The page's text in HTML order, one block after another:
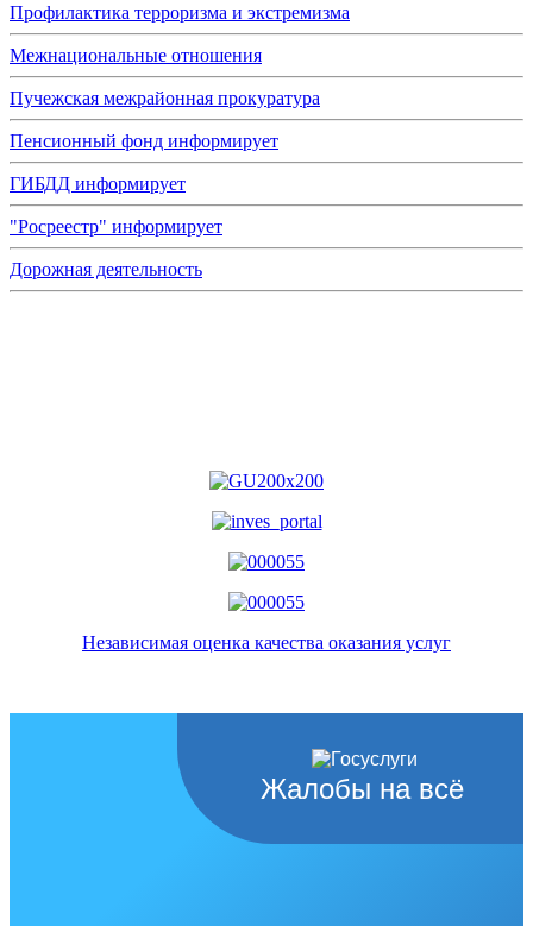
Профилактика терроризма и экстремизма
Межнациональные отношения
Пучежская межрайонная прокуратура
Пенсионный фонд информирует
ГИБДД информирует
"Росреестр" информирует
Дорожная деятельность
Независимая оценка качества оказания услуг
Жалобы на всё